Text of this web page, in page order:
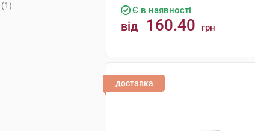
(1) Є в наявності
від 160.40 грн
доставка